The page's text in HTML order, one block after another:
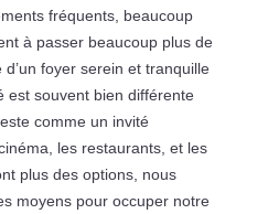
fréquents, beaucoup
à passer beaucoup plus de
d’un foyer serein et tranquille
est souvent bien différente
comme un invité
les restaurants, et les
plus des options, nous
moyens pour occuper notre